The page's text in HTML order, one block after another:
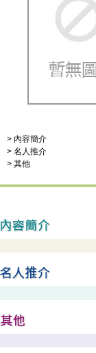
> 內容簡介
> 名人推介
> 其他